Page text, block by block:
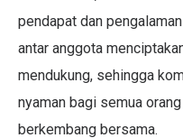
pendapat dan
antar anggota
mendukung, sehingga
nyaman bagi semua
berkembang bersama.